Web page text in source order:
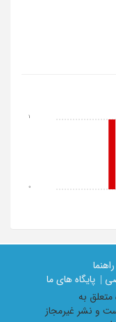
0
1
راهنما
|
پایگاه های ما
متعلق به
و نشر غیرمجاز